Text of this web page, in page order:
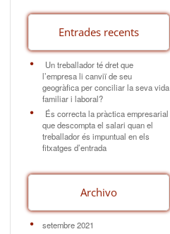
Entrades recents
Un treballador té dret que
l’empresa li canviï de seu
geogràfica per conciliar la seva vida
familiar i laboral?
És correcta la pràctica empresarial
que descompta el salari quan el
treballador és impuntual en els
fitxatges d’entrada
Archivo
setembre 2021